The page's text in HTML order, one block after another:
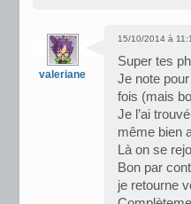
valeriane
15/10/2014 à
Super tes
Je note
fois (mais
Je l’ai
même bien
Là on se
Bon par
je retourne